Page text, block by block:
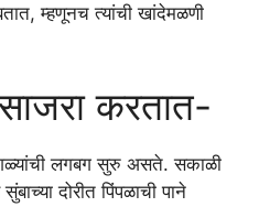
म्हणूनच त्यांची खांदेमळणी
करतात-
लगबग सुरु असते. सकाळी
दोरीत पिंपळाची पाने